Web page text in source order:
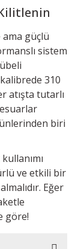
ama güçlü
sistem
310
atışta tutarlı
biri
ve etkili bir
Eğer
göre!